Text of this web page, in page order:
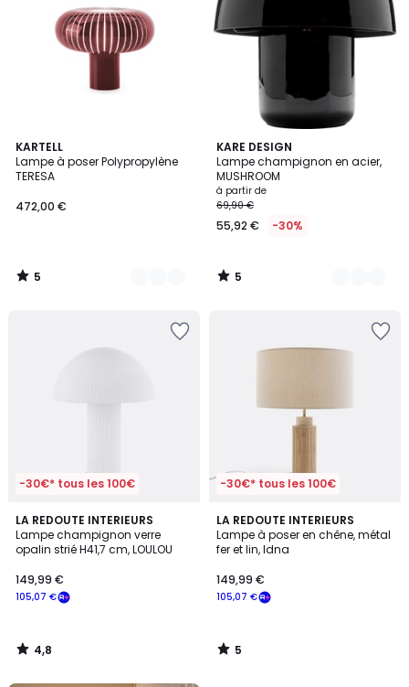
KARTELL
Lampe à poser Polypropylène
TERESA
472,00 €
5
/
5
9
Couleurs
5
/
KARE DESIGN
Lampe champignon en acier,
MUSHROOM
à partir de
69,90 €
55,92 € -30%
5
/
5
11
Couleurs
5
/
-30€* tous les 100€
LA REDOUTE INTERIEURS
Lampe champignon verre
opalin strié H41,7 cm, LOULOU
105,07 €
149,99 €
4,8
/ 5
4,8
/
-30€* tous les 100€
LA REDOUTE INTERIEURS
Lampe à poser en chêne, métal
fer et lin, Idna
105,07 €
149,99 €
5
/
5
5
/